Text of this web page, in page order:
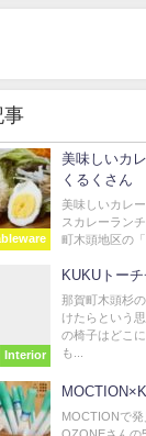
事
美味しいカ
くるくさん
美味しいカレ
スカレーラン
町木頭地区の
Interior
KUKUトー
那賀町木頭杉
けたらという
の椅子はどこ
も...
MOCTIONで